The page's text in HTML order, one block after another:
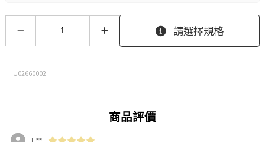
請選擇規格
U02660002
商品評價